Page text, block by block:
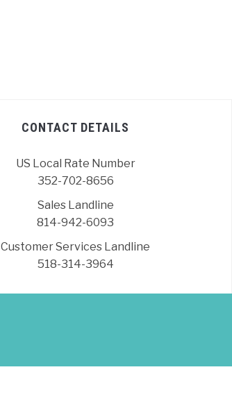
CONTACT DETAILS
US Local Rate Number
352-702-8656
Sales Landline
814-942-6093
Customer Services Landline
518-314-3964